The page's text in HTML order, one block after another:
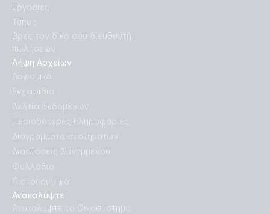
Ανακαλύψτε
Ανακαλύψτε το Οικοσύστημά
Λήψη Αρχείων
Λογισμικό
Εγχειρίδια
Δελτία δεδομένων
Περισσότερες πληροφορίες
Διαγράμματα συστημάτων
Διαστάσεις Συνημμένου
Φυλλάδια
Πιστοποιητικά
Εργασίες
Τύπος
Βρες τον δικό σου διευθυντή
πωλήσεων